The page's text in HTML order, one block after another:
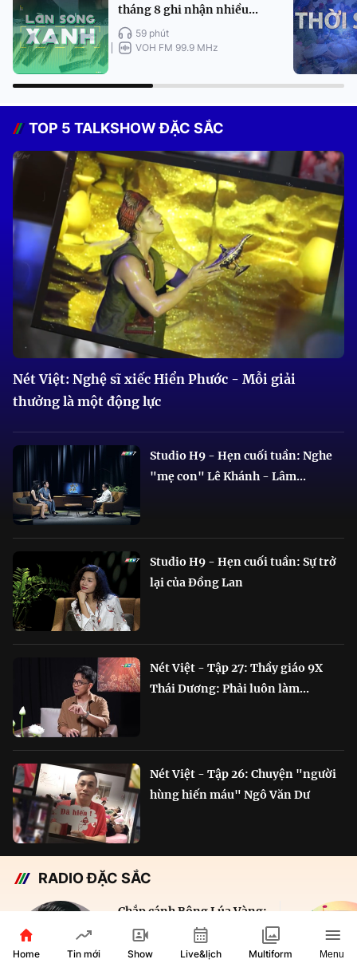
tháng 8 ghi nhận nhiều...
59 phút
VOH FM 99.9 MHz
TOP 5 TALKSHOW ĐẶC SẮC
Nét Việt: Nghệ sĩ xiếc Hiển Phước - Mỗi giải
thưởng là một động lực
Studio H9 - Hẹn cuối tuần: Nghe
"mẹ con" Lê Khánh - Lâm...
Studio H9 - Hẹn cuối tuần: Sự trở
lại của Đồng Lan
Nét Việt - Tập 27: Thầy giáo 9X
Thái Dương: Phải luôn làm...
Nét Việt - Tập 26: Chuyện "người
hùng hiến máu" Ngô Văn Dư
RADIO ĐẶC SẮC
Chắp cánh Bông Lúa Vàng:
Hành trình nỗ lực...
29 phút
Home Tin mới Show Live&lịch Multiform Menu